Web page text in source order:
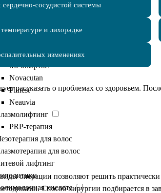
Лечение гипергидроза
Профайло
Мезовартон
Novacutan
Plinest
Neauvia
PRP-терапия
для волос
для волос
лифтинг
кислота
сердечно-сосудистой системы
и лихорадке
изменениях
рассказать о проблемах со здоровьем.
операции позволяют решить
Способ хирургии подбирается в